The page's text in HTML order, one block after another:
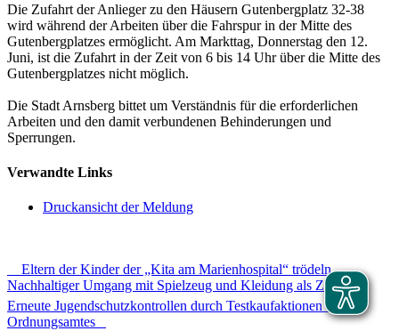
Die Zufahrt der Anlieger zu den Häusern Gutenbergplatz 32-38
wird während der Arbeiten über die Fahrspur in der Mitte des
Gutenbergplatzes ermöglicht. Am Markttag, Donnerstag den 12.
Juni, ist die Zufahrt in der Zeit von 6 bis 14 Uhr über die Mitte des
Gutenbergplatzes nicht möglich.
Die Stadt Arnsberg bittet um Verständnis für die erforderlichen
Arbeiten und den damit verbundenen Behinderungen und
Sperrungen.
Verwandte Links
Druckansicht der Meldung
Eltern der Kinder der „Kita am Marienhospital“ trödeln -
Nachhaltiger Umgang mit Spielzeug und Kleidung als Ziel
Erneute Jugendschutzkontrollen durch Testkaufaktionen des
Ordnungsamtes